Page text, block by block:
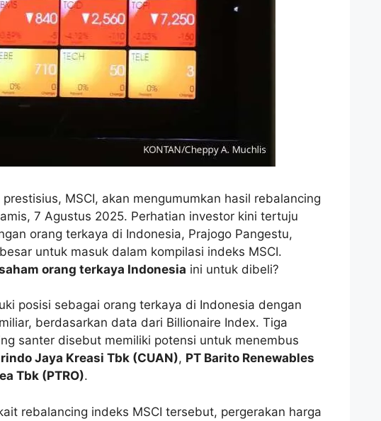
MSCI, akan mengumumkan hasil rebalancing
7 Agustus 2025. Perhatian investor kini tertuju
orang terkaya di Indonesia, Prajogo Pangestu,
untuk masuk dalam kompilasi indeks MSCI.
orang terkaya Indonesia ini untuk dibeli?
posisi sebagai orang terkaya di Indonesia dengan
berdasarkan data dari Billionaire Index. Tiga
santer disebut memiliki potensi untuk menembus
Jaya Kreasi Tbk (CUAN), PT Barito Renewables
Tbk (PTRO).
rebalancing indeks MSCI tersebut, pergerakan harga